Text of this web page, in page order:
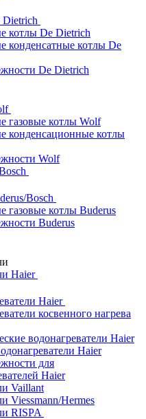
котлы De Dietrich
конденсатные котлы De
De Dietrich
газовые котлы Wolf
конденсационные котлы
Wolf
Bosch
газовые котлы Buderus
Buderus
Haier
Haier
косвенного нагрева
водонагреватели Haier
Haier
для
Haier
Vaillant
Viessmann/Hermes
RISPA